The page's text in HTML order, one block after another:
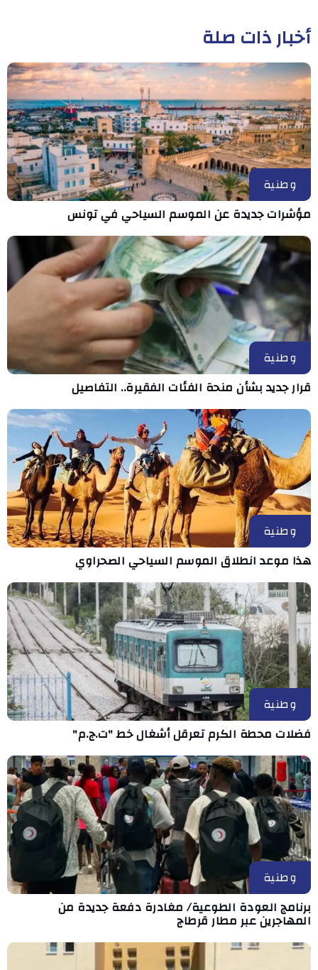
أخبار ذات صلة
وطنية
مؤشرات جديدة عن الموسم السياحي في تونس
وطنية
قرار جديد بشأن منحة الفئات الفقيرة.. التفاصيل
وطنية
هذا موعد انطلاق الموسم السياحي الصحراوي
وطنية
فضلات محطة الكرم تعرقل أشغال خط "ت.ج.م"
وطنية
برنامج العودة الطوعية/ مغادرة دفعة جديدة من
المهاجرين عبر مطار قرطاج